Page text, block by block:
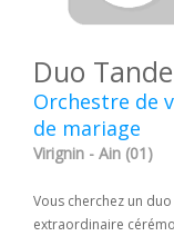
Duo
Orchestre de
de mariage
Virignin - Ain (01)
Vous cherchez un
extraordinaire